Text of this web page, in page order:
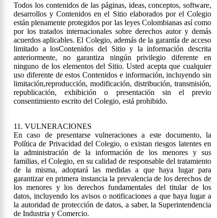
Todos los contenidos de las páginas, ideas, conceptos, software,
desarrollos y Contenidos en el Sitio elaborados por el Colegio
están plenamente protegidos por las leyes Colombianas así como
por los tratados internacionales sobre derechos autor y demás
acuerdos aplicables. El Colegio, además de la garantía de acceso
limitado a losContenidos del Sitio y la información descrita
anteriormente, no garantiza ningún privilegio diferente en
ninguno de los elementos del Sitio. Usted acepta que cualquier
uso diferente de estos Contenidos e información, incluyendo sin
limitación,reproducción, modificación, distribución, transmisión,
republicación, exhibición o presentación sin el previo
consentimiento escrito del Colegio, está prohibido.
11. VULNERACIONES
En caso de presentarse vulneraciones a este documento, la
Política de Privacidad del Colegio, o existan riesgos latentes en
la administración de la información de los menores y sus
familias, el Colegio, en su calidad de responsable del tratamiento
de la misma, adoptará las medidas a que haya lugar para
garantizar en primera instancia la prevalencia de los derechos de
los menores y los derechos fundamentales del titular de los
datos, incluyendo los avisos o notificaciones a que haya lugar a
la autoridad de protección de datos, a saber, la Superintendencia
de Industria y Comercio.